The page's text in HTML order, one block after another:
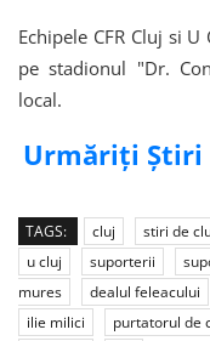
Echipele CFR Cluj si
pe stadionul "Dr.
local.
Urmăriți Știri
TAGS: cluj stiri de
u cluj
suporterii
mures
dealul feleacului
ilie milici
purtatorul de